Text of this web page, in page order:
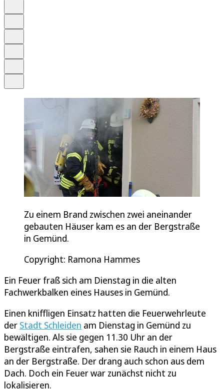
Zu einem Brand zwischen zwei aneinander
gebauten Häuser kam es an der Bergstraße
in Gemünd.
Copyright: Ramona Hammes
Ein Feuer fraß sich am Dienstag in die alten
Fachwerkbalken eines Hauses in Gemünd.
Einen kniffligen Einsatz hatten die Feuerwehrleute
der Stadt Schleiden am Dienstag in Gemünd zu
bewältigen. Als sie gegen 11.30 Uhr an der
Bergstraße eintrafen, sahen sie Rauch in einem Haus
an der Bergstraße. Der drang auch schon aus dem
Dach. Doch ein Feuer war zunächst nicht zu
lokalisieren.